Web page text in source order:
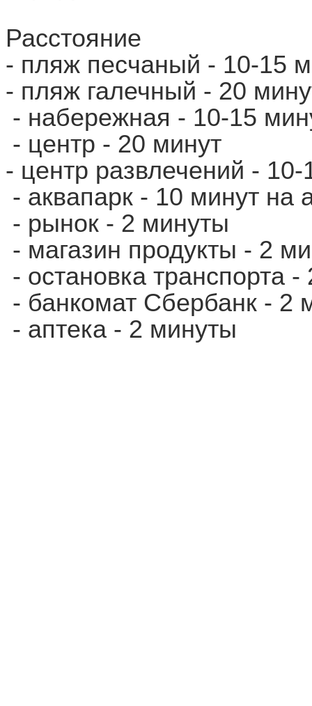
Расстояние
- пляж песчаный - 10-15
- пляж галечный - 20
- набережная - 10-15
- центр - 20 минут
- центр развлечений - 10-
- аквапарк - 10 минут на
- рынок - 2 минуты
- магазин продукты - 2
- остановка транспорта
- банкомат Сбербанк - 2
- аптека - 2 минуты